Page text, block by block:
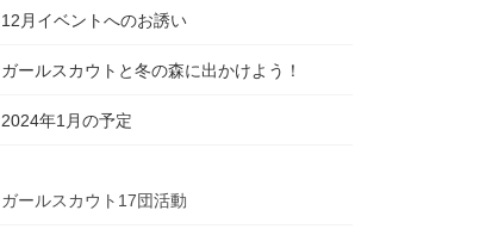
12月イベントへのお誘い
ガールスカウトと冬の森に出かけよう！
2024年1月の予定
ガールスカウト17団活動